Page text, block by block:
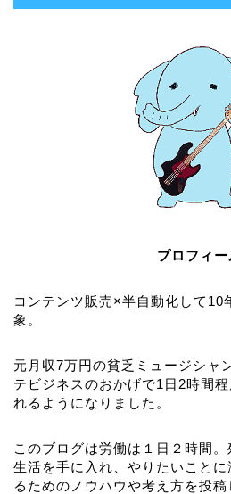
プロフィー
コンテンツ販売×半自動化して10
象。
元月収7万円の貧乏ミュージシャ
テビジネスのおかげで1日2時間
れるようになりました。
このブログは労働は１日２時間
生活を手に入れ、やりたいこと
るためのノウハウや考え方を投稿